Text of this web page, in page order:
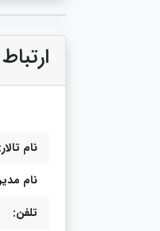
نام تالار:
نام
تلفن: